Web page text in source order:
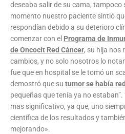
deseaba salir de su cama, tampoco
momento nuestro paciente sintió
respondían debido a su deterioro
comenzar con el Programa de
de Oncocit Red Cáncer, su hija nos
cambios, y no solo nosotros lo
fue que en hospital se le tomó un
demostró que su tumor se había
pequeñas que tenía ya no
mas significativo, ya que, uno
científica de los resultados y
mejorando».